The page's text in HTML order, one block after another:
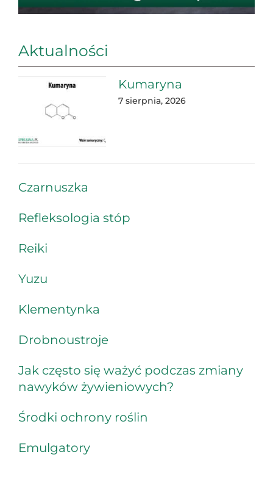
Aktualności
Kumaryna
7 sierpnia, 2026
Czarnuszka
Refleksologia stóp
Reiki
Yuzu
Klementynka
Drobnoustroje
Jak często się ważyć podczas zmiany
nawyków żywieniowych?
Środki ochrony roślin
Emulgatory